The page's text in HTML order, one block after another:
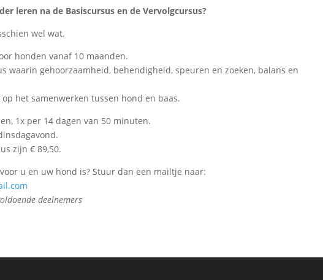
leren na de Basiscursus en de Vervolgcursus?
wel wat.
honden vanaf 10 maanden.
waarin gehoorzaamheid, behendigheid, speuren en zoeken, balans en
het samenwerken tussen hond en baas.
1x per 14 dagen van 50 minuten.
zijn € 89,50.
u en uw hond is? Stuur dan een mailtje naar:
deelnemers